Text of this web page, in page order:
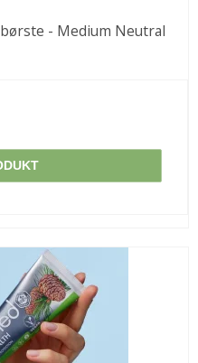
- Medium Neutral